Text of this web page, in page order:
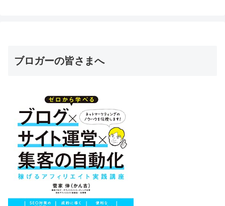
ブロガーの皆さまへ